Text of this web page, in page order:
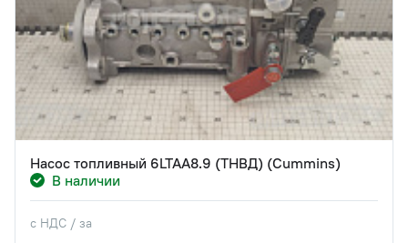
Насос топливный 6LTAA8.9 (ТНВД) (Cummins)
В наличии
с НДС / за